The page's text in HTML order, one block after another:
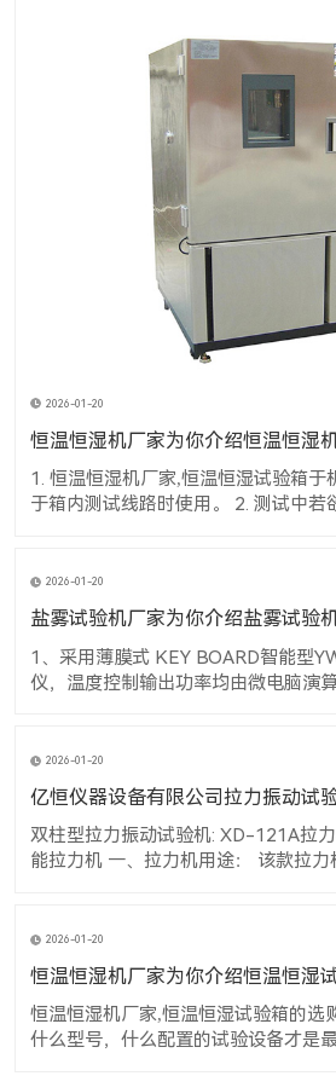
2026-01-20
恒温恒湿机厂家为你介绍恒温恒湿
1. 恒温恒湿机厂家,恒温恒湿试验箱于
于箱内测试线路时使用。 2. 测试中若
转时，应尽量避免打开箱门，因为做
造成内部蒸发器
2026-01-20
盐雾试验机厂家为你介绍盐雾试验
1、采用薄膜式 KEY BOARD智能型
仪，温度控制输出功率均由微电脑演
2026-01-20
亿恒仪器设备有限公司拉力振动试
双柱型拉力振动试验机: XD-121A拉
能拉力机 一、拉力机用途： 该款拉
项力学实验及分析。 二：拉力机结构
压机电一体化设
2026-01-20
恒温恒湿机厂家为你介绍恒温恒湿
恒温恒湿机厂家,恒温恒湿试验箱的选
什么型号，什么配置的试验设备才是